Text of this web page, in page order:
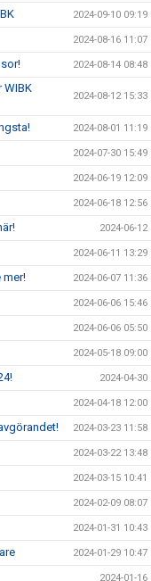
2024-09-10 09:19
2024-08-16 11:07
2024-08-14 08:48
2024-08-12 15:33
2024-08-01 11:19
2024-07-30 15:49
2024-06-19 12:09
2024-06-18 12:56
2024-06-12
2024-06-11 13:29
mer! 2024-06-07 11:36
2024-06-06 15:46
2024-06-06 05:50
2024-05-18 09:00
2024-04-30
2024-04-18 12:00
2024-03-23 11:58
2024-03-22 13:48
2024-03-15 10:41
2024-02-09 08:07
2024-01-31 10:43
2024-01-29 10:47
2024-01-16